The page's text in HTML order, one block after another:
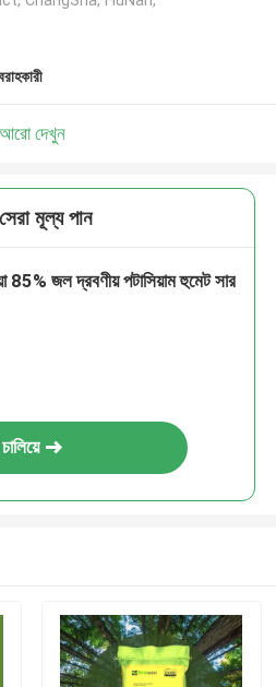
আরো দেখুন
মূল্য পান
85% জল দ্রবণীয় পটাসিয়াম হুমেট সার
চালিয়ে